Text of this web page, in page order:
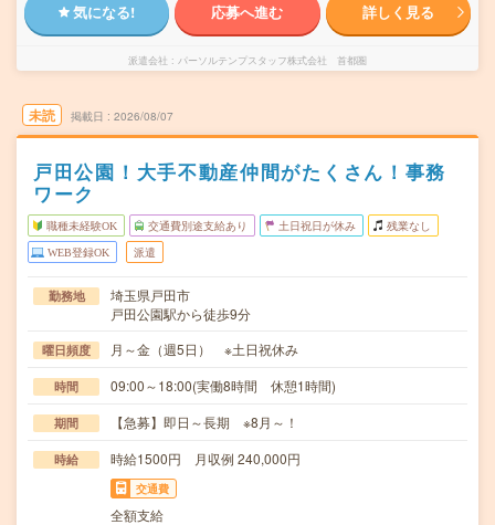
気になる! 応募へ進む 詳しく見る
派遣会社 パーソルテンプスタッフ株式会社 首都圏
未読 掲載日 2026/08/07
戸田公園！大手不動産仲間がたくさん！事務
ワーク
職種未経験OK 交通費別途支給あり 土日祝日が休み 残業なし
WEB登録OK 派遣
勤務地
埼玉県戸田市
戸田公園駅から徒歩9分
曜日頻度 月～金（週5日） ※土日祝休み
時間 09:00～18:00(実働8時間 休憩1時間)
期間 【急募】即日～長期 ※8月～！
時給 時給1500円 月収例 240,000円
交通費
全額支給